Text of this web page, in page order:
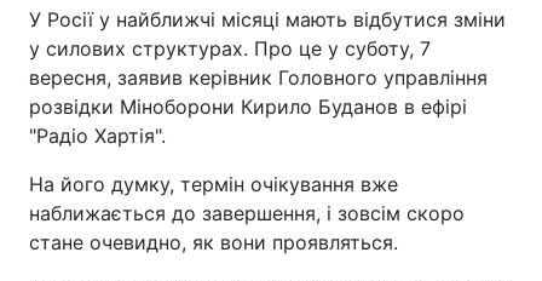
У Росії у найближчі місяці мають відбутися зміни
у силових структурах. Про це у суботу, 7
вересня, заявив керівник Головного управління
розвідки Міноборони Кирило Буданов в ефірі
"Радіо Хартія".
На його думку, термін очікування вже
наближається до завершення, і зовсім скоро
стане очевидно, як вони проявляться.